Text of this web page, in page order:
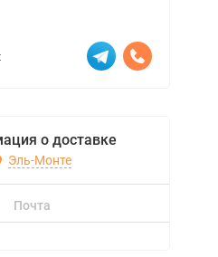
о доставке
Эль-Монте
Почта